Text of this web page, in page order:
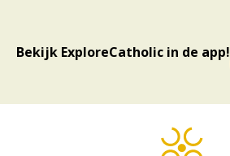
Bekijk ExploreCatholic in de app!